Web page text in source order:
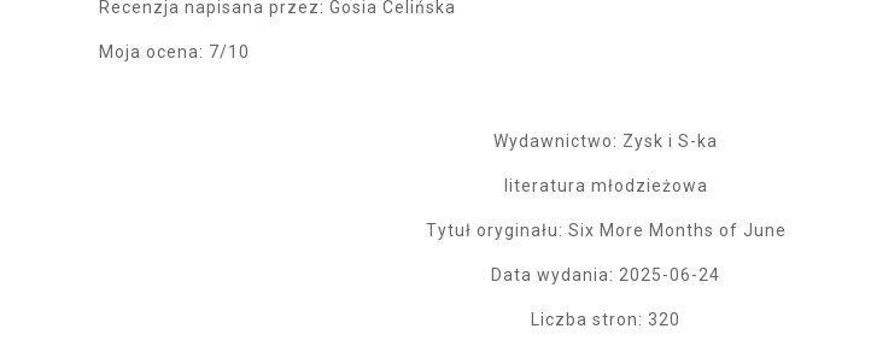
Recenzja napisana przez: Gosia Celińska
Moja ocena: 7/10
Wydawnictwo: Zysk i S-ka
literatura młodzieżowa
Tytuł oryginału: Six More Months of June
Data wydania: 2025-06-24
Liczba stron: 320